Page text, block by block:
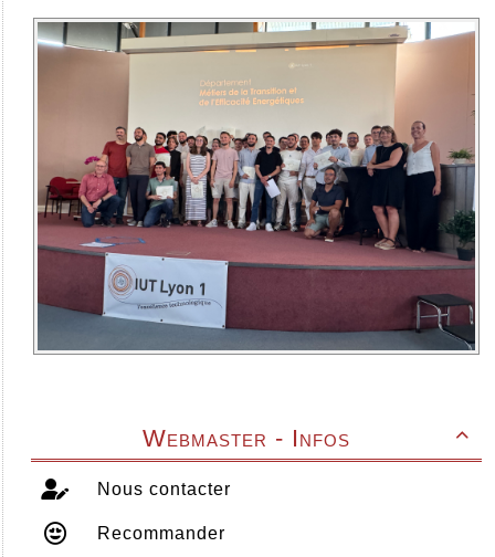

Webmaster - Infos
Nous contacter
Recommander